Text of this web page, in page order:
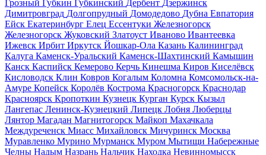
Грозный Губкин Губкинский Дербент Дзержинск
Димитровград Долгопрудный Домодедово Дубна Евпатория
Ейск Екатеринбург Елец Ессентуки Железногорск
Железногорск Жуковский Златоуст Иваново Ивантеевка
Ижевск Ирбит Иркутск Йошкар-Ола Казань Калининград
Калуга Каменск-Уральский Каменск-Шахтинский Камышин
Канск Каспийск Кемерово Керчь Кинешма Киров Киселёвск
Кисловодск Клин Ковров Когалым Коломна Комсомольск-на-
Амуре Копейск Королёв Кострома Красногорск Краснодар
Красноярск Кропоткин Кузнецк Курган Курск Кызыл
Лангепас Ленинск-Кузнецкий Липецк Лобня Люберцы
Лянтор Магадан Магнитогорск Майкоп Махачкала
Междуреченск Миасс Михайловск Мичуринск Москва
Муравленко Мурино Мурманск Муром Мытищи Набережные
Челны Надым Назрань Нальчик Находка Невинномысск